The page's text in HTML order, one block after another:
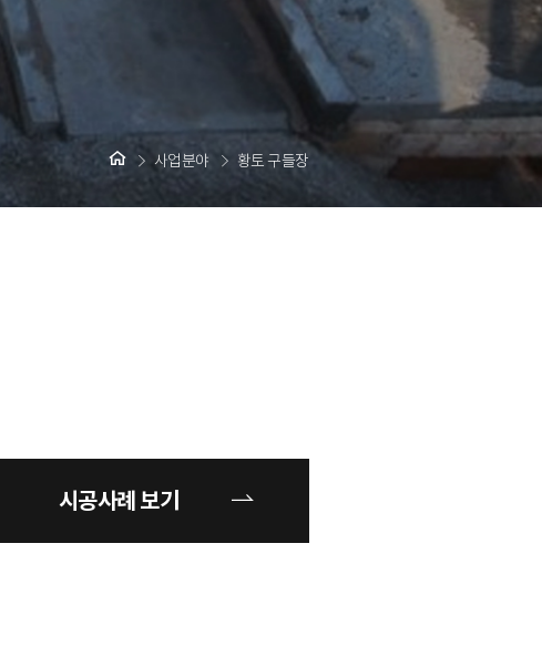
사업분야 황토 구들장
시공사례 보기